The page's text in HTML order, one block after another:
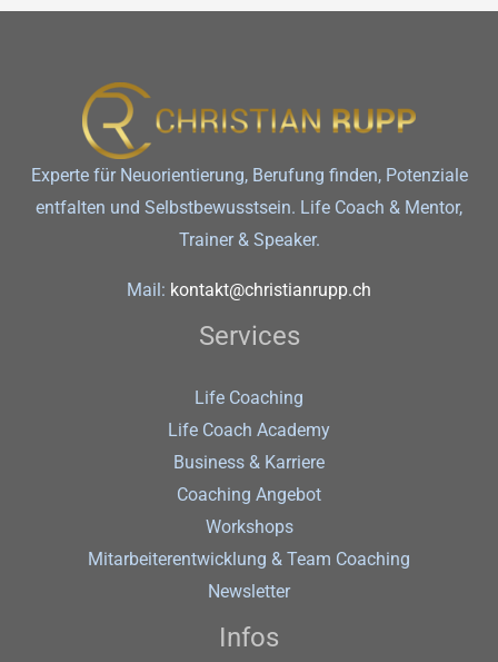
Experte für Neuorientierung, Berufung finden, Potenziale
entfalten und Selbstbewusstsein. Life Coach & Mentor,
Trainer & Speaker.
Mail: kontakt@christianrupp.ch
Services
Life Coaching
Life Coach Academy
Business & Karriere
Coaching Angebot
Workshops
Mitarbeiterentwicklung & Team Coaching
Newsletter
Infos